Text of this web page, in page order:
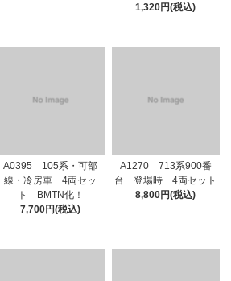
1,320円(税込)
A0395 105系・可部
線・冷房車 4両セッ
ト BMTN化！
7,700円(税込)
A1270 713系900番
台 登場時 4両セット
8,800円(税込)